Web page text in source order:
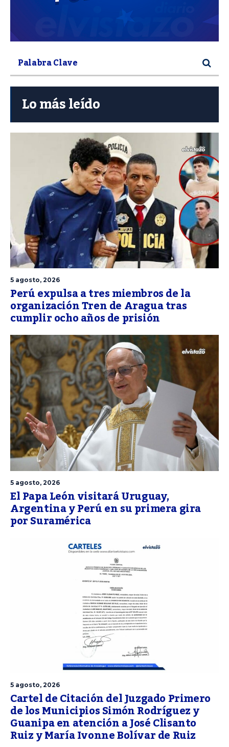
Lo más leído
5 agosto, 2026
Perú expulsa a tres miembros de la
organización Tren de Aragua tras
cumplir ocho años de prisión
5 agosto, 2026
El Papa León visitará Uruguay,
Argentina y Perú en su primera gira
por Suramérica
5 agosto, 2026
Cartel de Citación del Juzgado Primero
de los Municipios Simón Rodríguez y
Guanipa en atención a José Clisanto
Ruiz y María Ivonne Bolívar de Ruiz